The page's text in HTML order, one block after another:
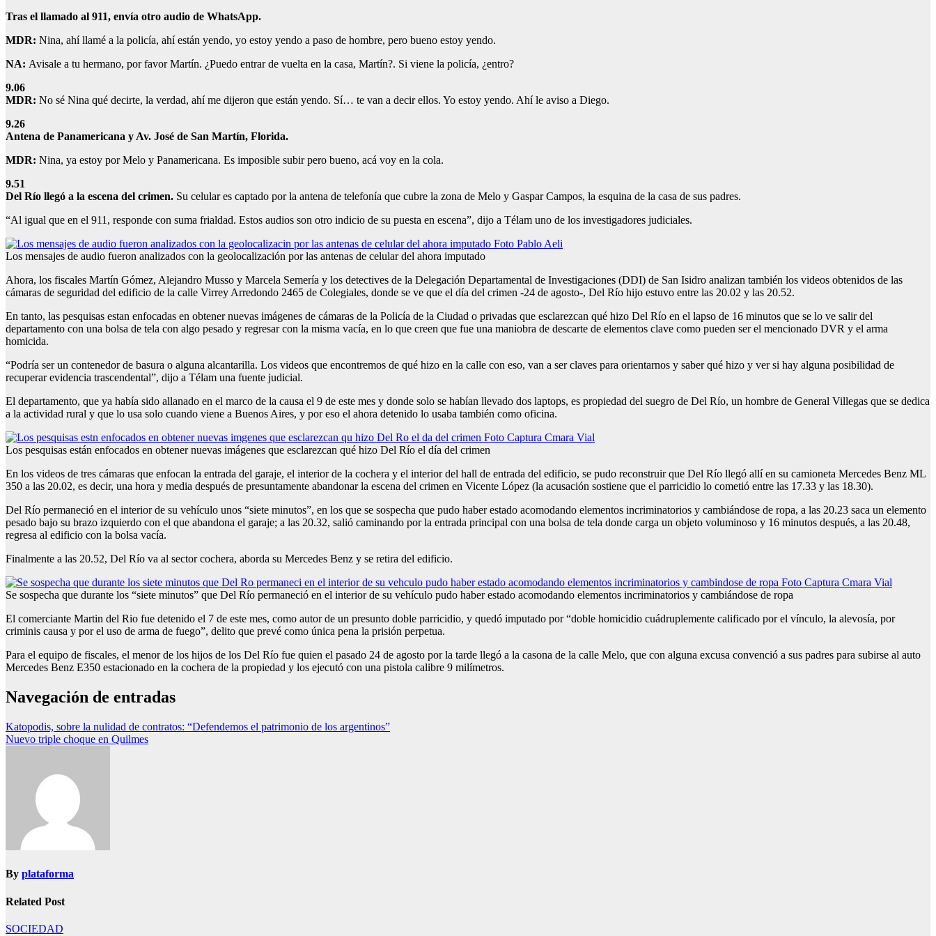
Tras el llamado al 911, envía otro audio de WhatsApp.
MDR: Nina, ahí llamé a la policía, ahí están yendo, yo estoy yendo a paso de hombre, pero bueno estoy yendo.
NA: Avisale a tu hermano, por favor Martín. ¿Puedo entrar de vuelta en la casa, Martín?. Si viene la policía, ¿entro?
9.06
MDR: No sé Nina qué decirte, la verdad, ahí me dijeron que están yendo. Sí… te van a decir ellos. Yo estoy yendo. Ahí le aviso a Diego.
9.26
Antena de Panamericana y Av. José de San Martín, Florida.
MDR: Nina, ya estoy por Melo y Panamericana. Es imposible subir pero bueno, acá voy en la cola.
9.51
Del Río llegó a la escena del crimen. Su celular es captado por la antena de telefonía que cubre la zona de Melo y Gaspar Campos, la esquina de la casa de sus padres.
“Al igual que en el 911, responde con suma frialdad. Estos audios son otro indicio de su puesta en escena”, dijo a Télam uno de los investigadores judiciales.
Los mensajes de audio fueron analizados con la geolocalización por las antenas de celular del ahora imputado
Ahora, los fiscales Martín Gómez, Alejandro Musso y Marcela Semería y los detectives de la Delegación Departamental de Investigaciones (DDI) de San Isidro analizan también los videos obtenidos de las
cámaras de seguridad del edificio de la calle Virrey Arredondo 2465 de Colegiales, donde se ve que el día del crimen -24 de agosto-, Del Río hijo estuvo entre las 20.02 y las 20.52.
En tanto, las pesquisas estan enfocadas en obtener nuevas imágenes de cámaras de la Policía de la Ciudad o privadas que esclarezcan qué hizo Del Río en el lapso de 16 minutos que se lo ve salir del
departamento con una bolsa de tela con algo pesado y regresar con la misma vacía, en lo que creen que fue una maniobra de descarte de elementos clave como pueden ser el mencionado DVR y el arma
homicida.
“Podría ser un contenedor de basura o alguna alcantarilla. Los videos que encontremos de qué hizo en la calle con eso, van a ser claves para orientarnos y saber qué hizo y ver si hay alguna posibilidad de
recuperar evidencia trascendental”, dijo a Télam una fuente judicial.
El departamento, que ya había sido allanado en el marco de la causa el 9 de este mes y donde solo se habían llevado dos laptops, es propiedad del suegro de Del Río, un hombre de General Villegas que se dedica
a la actividad rural y que lo usa solo cuando viene a Buenos Aires, y por eso el ahora detenido lo usaba también como oficina.
Los pesquisas están enfocados en obtener nuevas imágenes que esclarezcan qué hizo Del Río el día del crimen
En los videos de tres cámaras que enfocan la entrada del garaje, el interior de la cochera y el interior del hall de entrada del edificio, se pudo reconstruir que Del Río llegó allí en su camioneta Mercedes Benz ML
350 a las 20.02, es decir, una hora y media después de presuntamente abandonar la escena del crimen en Vicente López (la acusación sostiene que el parricidio lo cometió entre las 17.33 y las 18.30).
Del Río permaneció en el interior de su vehículo unos “siete minutos”, en los que se sospecha que pudo haber estado acomodando elementos incriminatorios y cambiándose de ropa, a las 20.23 saca un elemento
pesado bajo su brazo izquierdo con el que abandona el garaje; a las 20.32, salió caminando por la entrada principal con una bolsa de tela donde carga un objeto voluminoso y 16 minutos después, a las 20.48,
regresa al edificio con la bolsa vacía.
Finalmente a las 20.52, Del Río va al sector cochera, aborda su Mercedes Benz y se retira del edificio.
Se sospecha que durante los “siete minutos” que Del Río permaneció en el interior de su vehículo pudo haber estado acomodando elementos incriminatorios y cambiándose de ropa
El comerciante Martin del Rio fue detenido el 7 de este mes, como autor de un presunto doble parricidio, y quedó imputado por “doble homicidio cuádruplemente calificado por el vínculo, la alevosía, por
criminis causa y por el uso de arma de fuego”, delito que prevé como única pena la prisión perpetua.
Para el equipo de fiscales, el menor de los hijos de los Del Río fue quien el pasado 24 de agosto por la tarde llegó a la casona de la calle Melo, que con alguna excusa convenció a sus padres para subirse al auto
Mercedes Benz E350 estacionado en la cochera de la propiedad y los ejecutó con una pistola calibre 9 milímetros.
Navegación de entradas
Katopodis, sobre la nulidad de contratos: “Defendemos el patrimonio de los argentinos”
Nuevo triple choque en Quilmes
By plataforma
Related Post
SOCIEDAD